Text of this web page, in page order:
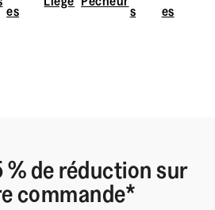
es
s
es
% de réduction sur
commande*